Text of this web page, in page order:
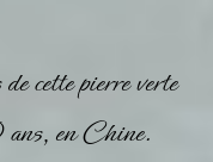
cette pierre verte
en Chine.